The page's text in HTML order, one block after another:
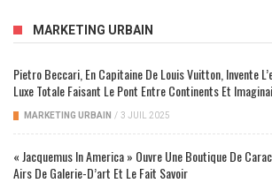
MARKETING URBAIN
Pietro Beccari, En Capitaine De Louis Vuitton, Invente
Luxe Totale Faisant Le Pont Entre Continents Et
MARKETING URBAIN / 3 JUIL 2025
« Jacquemus In America » Ouvre Une Boutique De
Airs De Galerie-D’art Et Le Fait Savoir